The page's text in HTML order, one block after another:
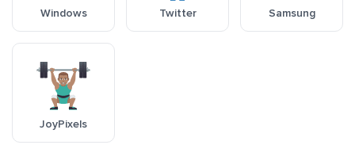
Windows Twitter Samsung
JoyPixels